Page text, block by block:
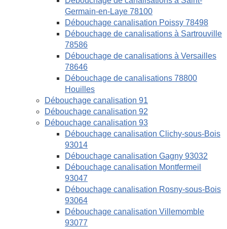
Germain-en-Laye 78100
Débouchage canalisation Poissy 78498
Débouchage de canalisations à Sartrouville
78586
Débouchage de canalisations à Versailles
78646
Débouchage de canalisations 78800
Houilles
Débouchage canalisation 91
Débouchage canalisation 92
Débouchage canalisation 93
Débouchage canalisation Clichy-sous-Bois
93014
Débouchage canalisation Gagny 93032
Débouchage canalisation Montfermeil
93047
Débouchage canalisation Rosny-sous-Bois
93064
Débouchage canalisation Villemomble
93077